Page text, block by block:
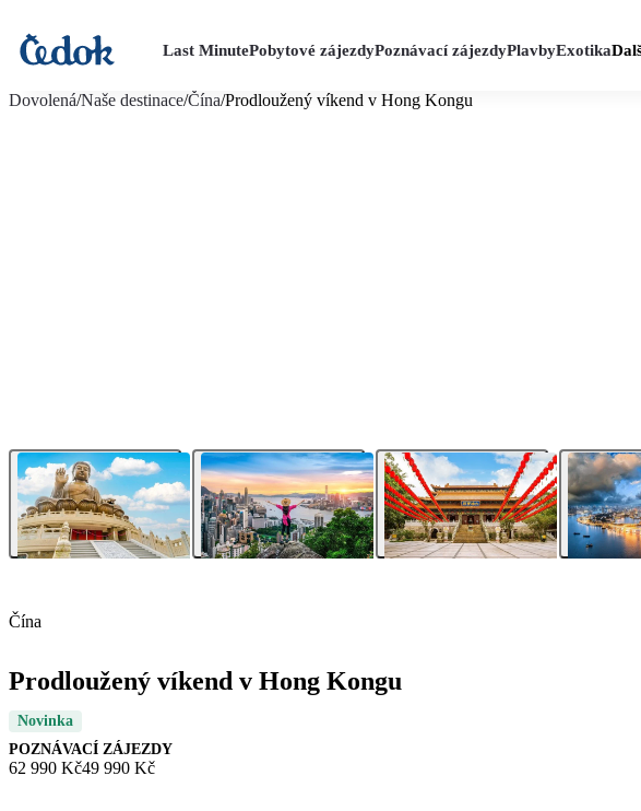
Last MinutePobytové zájezdyPoznávací zájezdyPlavbyExotika
Dovolená/Naše destinace/Čína/Prodloužený víkend v Hong Kongu
Čína
Prodloužený víkend v Hong Kongu
Novinka
POZNÁVACÍ ZÁJEZDY
62 990 Kč49 990 Kč